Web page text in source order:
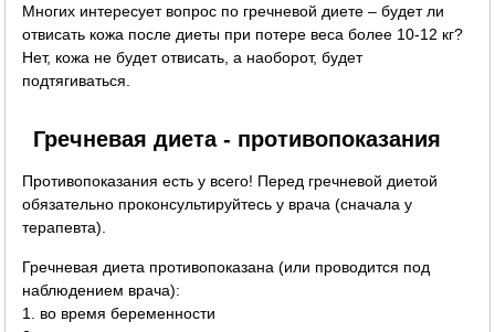
Многих интересует вопрос по гречневой диете – будет ли
отвисать кожа после диеты при потере веса более 10-12 кг?
Нет, кожа не будет отвисать, а наоборот, будет
подтягиваться.
Гречневая диета - противопоказания
Противопоказания есть у всего! Перед гречневой диетой
обязательно проконсультируйтесь у врача (сначала у
терапевта).
Гречневая диета противопоказана (или проводится под
наблюдением врача):
1. во время беременности